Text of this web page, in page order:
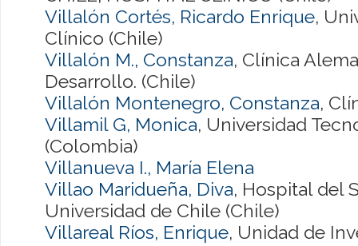
Villalón Cortés, Ricardo Enrique,
Clínico (Chile)
Villalón M., Constanza, Clínica
Desarrollo. (Chile)
Villalón Montenegro, Constanza,
Villamil G, Monica, Universidad
(Colombia)
Villanueva I., María Elena
Villao Maridueña, Diva, Hospital del
Universidad de Chile (Chile)
Villareal Ríos, Enrique, Unidad de